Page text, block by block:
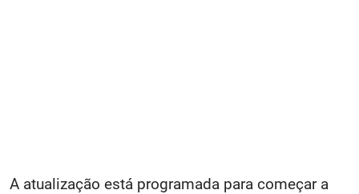
A atualização está programada para começar a